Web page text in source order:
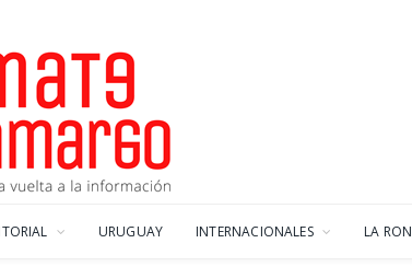
URUGUAY INTERNACIONALES LA